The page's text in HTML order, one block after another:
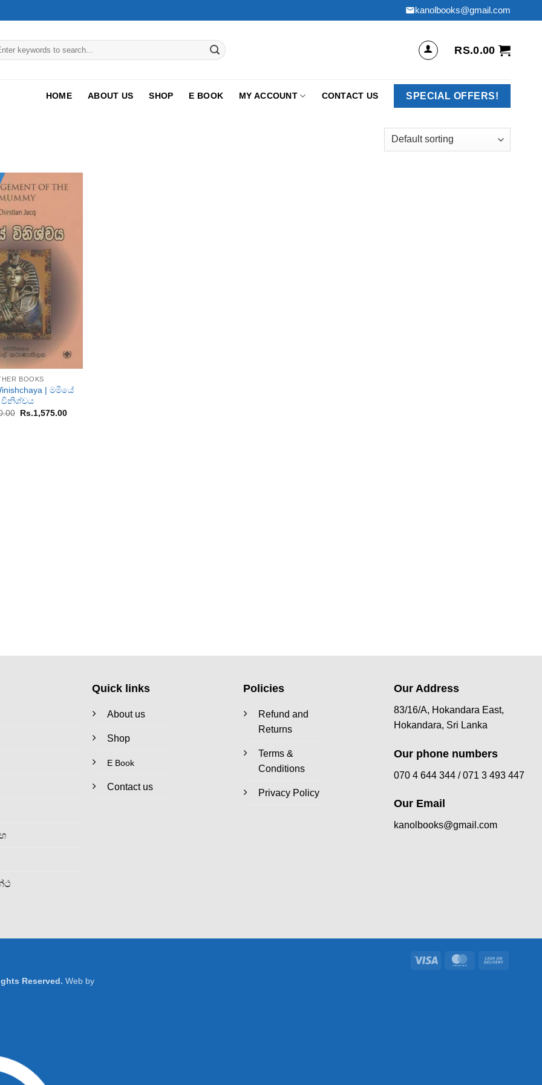
kanolbooks@gmail.com
RS.0.00
HOME ABOUT US SHOP E BOOK MY ACCOUNT CONTACT US SPECIAL OFFERS!
BOOKS
| මමියේ
විනිශ්චය
Original
Rs.1,575.00Current
Quick links
About us
Shop
E Book
Contact us
Policies
Refund and
Returns
Terms &
Conditions
Privacy Policy
Our Address
83/16/A, Hokandara East,
Hokandara, Sri Lanka
Our phone numbers
070 4 644 344 /071 3 493 447
Our Email
kanolbooks@gmail.com
Visa MasterCard
Reserved. Web by